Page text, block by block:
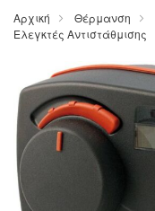
περιεχόμενο
Αρχική Θέρμανση
Ελεγκτές Αντιστάθμισης
Μετάβαση
στο
τέλος
της
συλλογής
εικόνων